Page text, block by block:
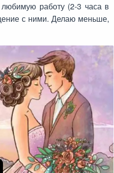
работу (2-3 часа в
с ними. Делаю меньше,